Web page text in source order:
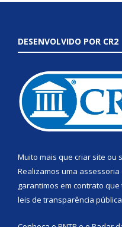
DESENVOLVIDO POR CR2
Muito mais que criar site ou
Realizamos uma assessoria
garantimos em contrato
leis de transparência pública